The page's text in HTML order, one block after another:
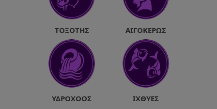
ΤΟΞΌΤΗΣ ΑΙΓΌΚΕΡΩΣ
ΥΔΡΟΧΌΟΣ ΙΧΘΎΕΣ